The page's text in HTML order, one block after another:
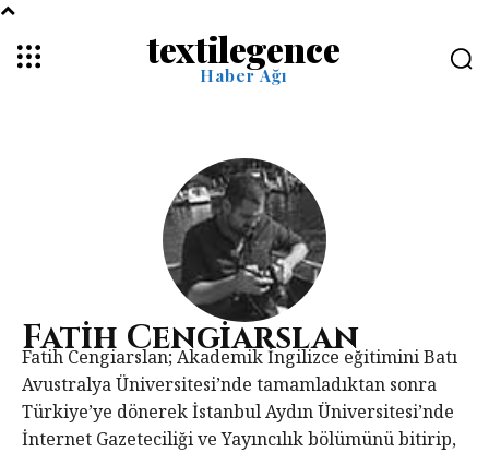
textilegence
Haber Ağı
Fatih Cengiarslan
Fatih Cengiarslan; Akademik İngilizce eğitimini Batı
Avustralya Üniversitesi’nde tamamladıktan sonra
Türkiye’ye dönerek İstanbul Aydın Üniversitesi’nde
İnternet Gazeteciliği ve Yayıncılık bölümünü bitirip,